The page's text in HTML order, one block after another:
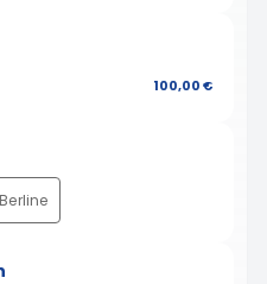
100,00 €
Berline